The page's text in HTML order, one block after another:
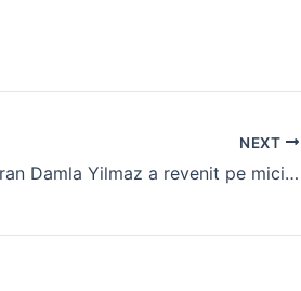
NEXT
Biran Damla Yilmaz a revenit pe micile ecrane cu un personaj spectaculos în noul serial „Halef: Chemarea Rădăcinilor”!